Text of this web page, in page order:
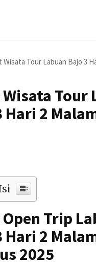
Wisata Tour Labuan Bajo 3
Tour
Hari 2
Trip
Hari 2
2025